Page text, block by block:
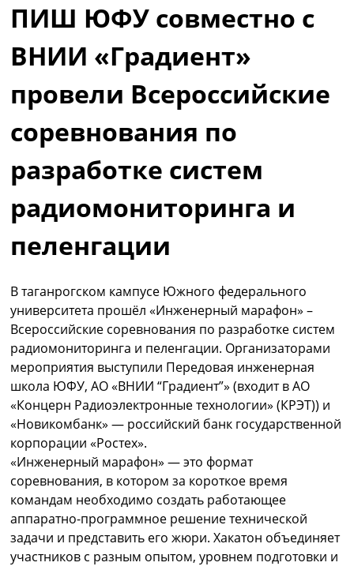
ПИШ ЮФУ совместно с
ВНИИ «Градиент»
провели Всероссийские
соревнования по
разработке систем
радиомониторинга и
пеленгации
В таганрогском кампусе Южного федерального
университета прошёл «Инженерный марафон» –
Всероссийские соревнования по разработке систем
радиомониторинга и пеленгации. Организаторами
мероприятия выступили Передовая инженерная
школа ЮФУ, АО «ВНИИ “Градиент”» (входит в АО
«Концерн Радиоэлектронные технологии» (КРЭТ)) и
«Новикомбанк» — российский банк государственной
корпорации «Ростех».
«Инженерный марафон» — это формат
соревнования, в котором за короткое время
командам необходимо создать работающее
аппаратно-программное решение технической
задачи и представить его жюри. Хакатон объединяет
участников с разным опытом, уровнем подготовки и